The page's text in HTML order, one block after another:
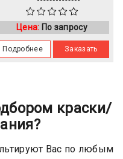
Цена: По запросу
Подробнее Заказать
краски/
Вас по любым